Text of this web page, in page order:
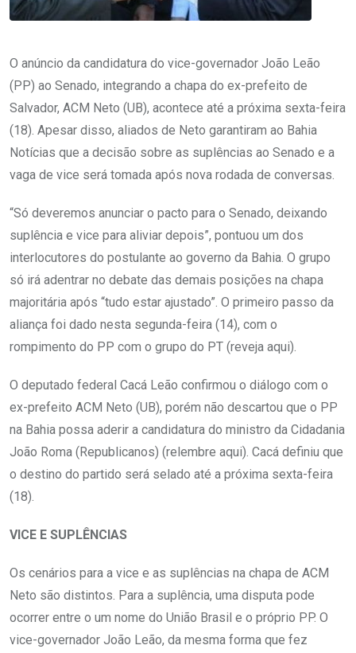
O anúncio da candidatura do vice-governador João Leão
(PP) ao Senado, integrando a chapa do ex-prefeito de
Salvador, ACM Neto (UB), acontece até a próxima sexta-feira
(18). Apesar disso, aliados de Neto garantiram ao Bahia
Notícias que a decisão sobre as suplências ao Senado e a
vaga de vice será tomada após nova rodada de conversas.
“Só deveremos anunciar o pacto para o Senado, deixando
suplência e vice para aliviar depois”, pontuou um dos
interlocutores do postulante ao governo da Bahia. O grupo
só irá adentrar no debate das demais posições na chapa
majoritária após “tudo estar ajustado”. O primeiro passo da
aliança foi dado nesta segunda-feira (14), com o
rompimento do PP com o grupo do PT (reveja aqui).
O deputado federal Cacá Leão confirmou o diálogo com o
ex-prefeito ACM Neto (UB), porém não descartou que o PP
na Bahia possa aderir a candidatura do ministro da Cidadania
João Roma (Republicanos) (relembre aqui). Cacá definiu que
o destino do partido será selado até a próxima sexta-feira
(18).
VICE E SUPLÊNCIAS
Os cenários para a vice e as suplências na chapa de ACM
Neto são distintos. Para a suplência, uma disputa pode
ocorrer entre o um nome do União Brasil e o próprio PP. O
vice-governador João Leão, da mesma forma que fez